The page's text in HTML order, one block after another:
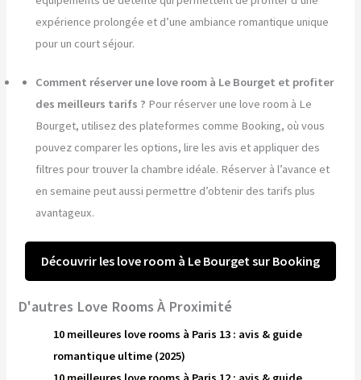
expérience prolongée et d’une ambiance romantique unique
pour un court séjour.
Comment réserver une love room à Le Bourget et profiter
des meilleurs tarifs ? Pour réserver une love room à Le
Bourget, utilisez des plateformes comme Booking, où vous
pouvez comparer les options, lire les avis et appliquer des
filtres pour trouver la chambre idéale. Réserver à l’avance et
en semaine peut aussi permettre d’obtenir des tarifs plus
avantageux.
Découvrir les love room à Le Bourget sur Booking
D'autres Love Rooms À Proximité
10 meilleures love rooms à Paris 13 : avis & guide
romantique ultime (2025)